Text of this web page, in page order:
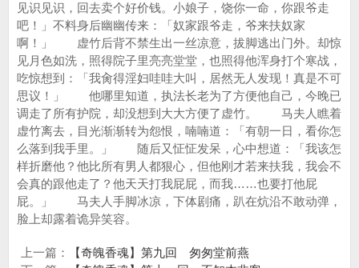
见识见识，回去卖个好价钱。小娘子，饶你一命，你跟爷走
吧！」不料身后幽幽传来：「奴家跟爷走，爷来扶奴家
啊！」 虚竹后背不禁生出一丝凉意，拔脚逃出门外。却惊
见月色如洗，照得院子里亮亮堂堂，也照得他浑身打个寒战，
吃惊想到：「我肏得淫妇哇哇大叫，居然无人发现！真是不可
思议！」 他哪里知道，执法长老为了方便他自己，今晚已
调走了所有护院，却没想到大大方便了虚竹。 马夫人瞧着
虚竹离去，目光渐渐转为怨恨，喃喃道：「有朝一日，看你怎
么落到我手里。」 随后又怔怔发呆，心中想道：「我该怎
样折磨他？他比所有男人都狠心，但他刚才若来扶我，我会不
会真的跟他走了？他天天打我屁屁，而我……也要打他屁
屁。」 马夫人手脚冰凉，下体剧痛，趴在炕沿不敢动弹，
脸上却露着诡异笑容。
上一篇：
【奇魄香魂】第九回 匆匆堂前燕